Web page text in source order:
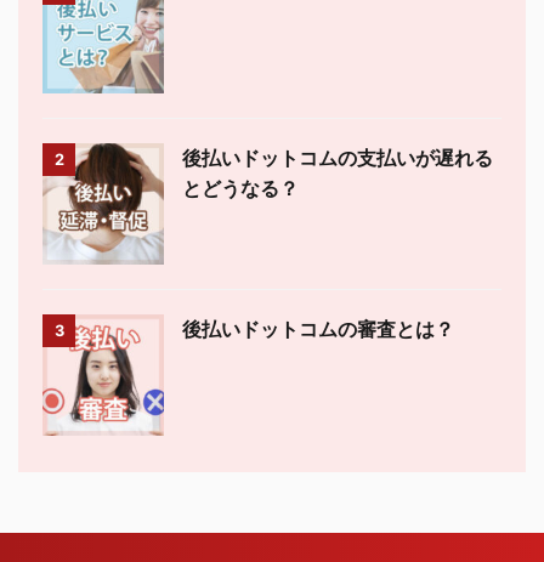
2
後払いドットコムの支払いが遅れる
とどうなる？
3 後払いドットコムの審査とは？